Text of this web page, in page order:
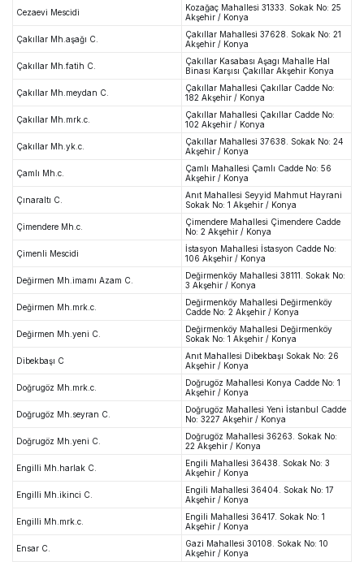
Cezaevi Mescidi
Kozağaç Mahallesi 31333. Sokak No: 25
Akşehir / Konya
Çakıllar Mh.aşağı C.
Çakıllar Mahallesi 37628. Sokak No: 21
Akşehir / Konya
Çakıllar Mh.fatih C.
Çakıllar Kasabası Aşagı Mahalle Hal
Binası Karşısı Çakıllar Akşehir Konya
Çakıllar Mh.meydan C.
Çakıllar Mahallesi Çakıllar Cadde No:
182 Akşehir / Konya
Çakıllar Mh.mrk.c.
Çakıllar Mahallesi Çakıllar Cadde No:
102 Akşehir / Konya
Çakıllar Mh.yk.c.
Çakıllar Mahallesi 37638. Sokak No: 24
Akşehir / Konya
Çamlı Mh.c.
Çamlı Mahallesi Çamlı Cadde No: 56
Akşehir / Konya
Çınaraltı C.
Anıt Mahallesi Seyyid Mahmut Hayrani
Sokak No: 1 Akşehir / Konya
Çimendere Mh.c.
Çimendere Mahallesi Çimendere Cadde
No: 2 Akşehir / Konya
Çimenli Mescidi
İstasyon Mahallesi İstasyon Cadde No:
106 Akşehir / Konya
Değirmen Mh.imamı Azam C.
Değirmenköy Mahallesi 38111. Sokak No:
3 Akşehir / Konya
Değirmen Mh.mrk.c.
Değirmenköy Mahallesi Değirmenköy
Cadde No: 2 Akşehir / Konya
Değirmen Mh.yeni C.
Değirmenköy Mahallesi Değirmenköy
Sokak No: 1 Akşehir / Konya
Dibekbaşı C
Anıt Mahallesi Dibekbaşı Sokak No: 26
Akşehir / Konya
Doğrugöz Mh.mrk.c.
Doğrugöz Mahallesi Konya Cadde No: 1
Akşehir / Konya
Doğrugöz Mh.seyran C.
Doğrugöz Mahallesi Yeni İstanbul Cadde
No: 3227 Akşehir / Konya
Doğrugöz Mh.yeni C.
Doğrugöz Mahallesi 36263. Sokak No:
22 Akşehir / Konya
Engilli Mh.harlak C.
Engili Mahallesi 36438. Sokak No: 3
Akşehir / Konya
Engilli Mh.ikinci C.
Engili Mahallesi 36404. Sokak No: 17
Akşehir / Konya
Engilli Mh.mrk.c.
Engili Mahallesi 36417. Sokak No: 1
Akşehir / Konya
Ensar C.
Gazi Mahallesi 30108. Sokak No: 10
Akşehir / Konya